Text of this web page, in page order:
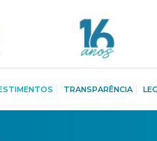
TRANSPARÊNCIA